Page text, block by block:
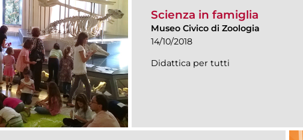
Scienza in famiglia
Museo Civico di Zoologia
14/10/2018
Didattica per tutti